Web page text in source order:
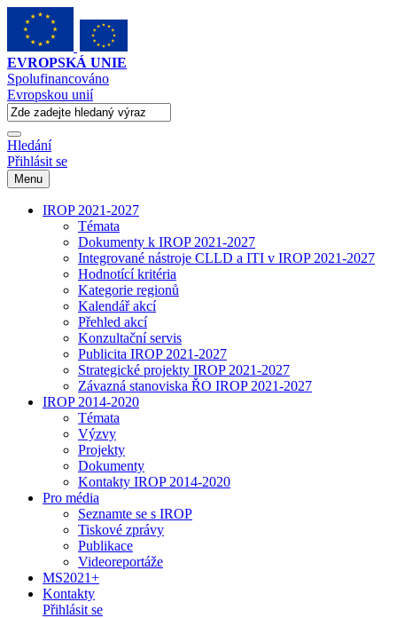
EVROPSKÁ UNIE
Spolufinancováno
Evropskou unií
Hledání
Přihlásit se
Menu
IROP 2021-2027
Témata
Dokumenty k IROP 2021-2027
Integrované nástroje CLLD a ITI v IROP 2021-2027
Hodnotící kritéria
Kategorie regionů
Kalendář akcí
Přehled akcí
Konzultační servis
Publicita IROP 2021-2027
Strategické projekty IROP 2021-2027
Závazná stanoviska ŘO IROP 2021-2027
IROP 2014-2020
Témata
Výzvy
Projekty
Dokumenty
Kontakty IROP 2014-2020
Pro média
Seznamte se s IROP
Tiskové zprávy
Publikace
Videoreportáže
MS2021+
Kontakty
Přihlásit se